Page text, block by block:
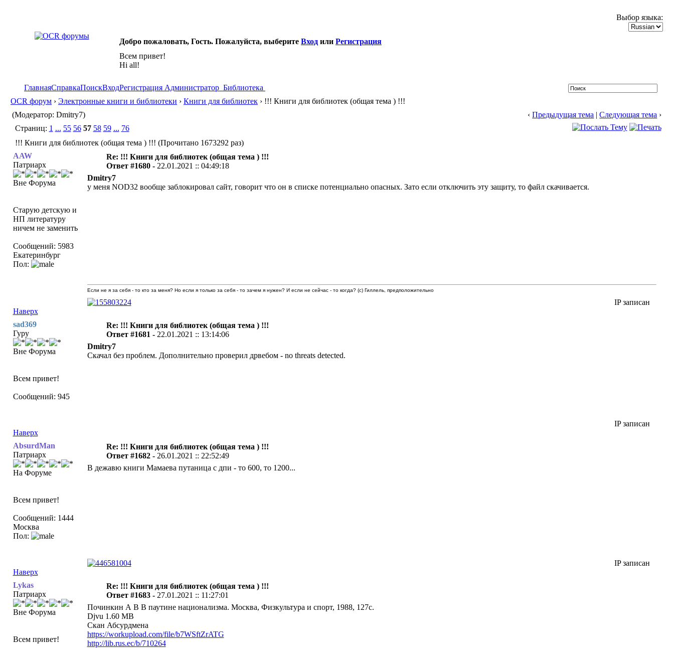
Выбор языка:
Добро пожаловать, Гость. Пожалуйста, выберите Вход или Регистрация
Всем привет!
Hi all!
ГлавнаяСправкаПоискВходРегистрация Администратор Библиотека
OCR форум › Электронные книги и библиотеки › Книги для библиотек › !!! Книги для библиотек (общая тема ) !!!
(Модератор: Dmitry7)
‹Предыдущая тема |Следующая тема ›
Страниц: 1 ... 55 56 57 58 59 ... 76
!!! Книги для библиотек (общая тема ) !!! (Прочитано 1673292 раз)
AAW
Патриарх
Вне Форума
Старую детскую и
НП литературу
ничем не заменить
Сообщений: 5983
Екатеринбург
Пол:
Re: !!! Книги для библиотек (общая тема ) !!!
Ответ #1680 - 22.01.2021 :: 04:49:18
Dmitry7
у меня NOD32 вообще заблокировал сайт, говорит что он в списке потенциально опасных. Зато если отключить эту защиту, то файл скачивается.
Наверх
Если не я за себя - то кто за меня? Но если я только за себя - то зачем я нужен? И если не сейчас - то когда? (с) Гиллель, предположительно
IP записан
sad369
Гуру
Вне Форума
Всем привет!
Сообщений: 945
Re: !!! Книги для библиотек (общая тема ) !!!
Ответ #1681 - 22.01.2021 :: 13:14:06
Dmitry7
Скачал без проблем. Дополнительно проверил дрвебом - no threats detected.
Наверх
IP записан
AbsurdMan
Патриарх
На Форуме
Всем привет!
Сообщений: 1444
Москва
Пол:
Re: !!! Книги для библиотек (общая тема ) !!!
Ответ #1682 - 26.01.2021 :: 22:52:49
В дежавю книги Мамаева путаница с дпи - то 600, то 1200...
Наверх
IP записан
Lykas
Патриарх
Вне Форума
Всем привет!
Re: !!! Книги для библиотек (общая тема ) !!!
Ответ #1683 - 27.01.2021 :: 11:27:01
Починкин А В В паутине национализма. Москва, Физкультура и спорт, 1988, 127с.
Djvu 1.60 MB
Скан Абсурдмена
https://workupload.com/file/b7WSftZrATG
http://lib.rus.ec/b/710264